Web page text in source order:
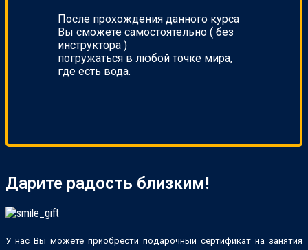
После прохождения данного курса
Вы сможете самостоятельно ( без
инструктора )
погружаться в любой точке мира,
где есть вода.
Дарите радость близким!
У нас Вы можете приобрести подарочный сертификат на занятия